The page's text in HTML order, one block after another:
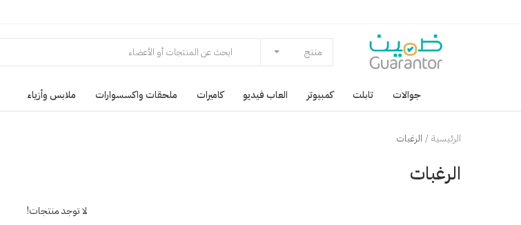
منتج
جوالات تابلت كمبيوتر العاب فيديو كاميرات ملحقات واكسسوارات ملابس وأزياء
الرئيسية الرغبات
الرغبات
لا توجد منتجات!